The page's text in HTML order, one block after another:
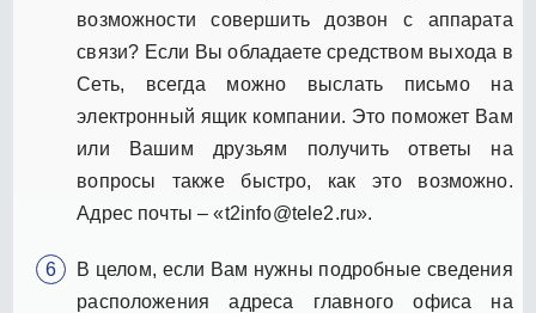
возможности совершить дозвон с аппарата
связи? Если Вы обладаете средством выхода в
Сеть, всегда можно выслать письмо на
электронный ящик компании. Это поможет Вам
или Вашим друзьям получить ответы на
вопросы также быстро, как это возможно.
Адрес почты – «t2info@tele2.ru».
В целом, если Вам нужны подробные сведения
расположения адреса главного офиса на